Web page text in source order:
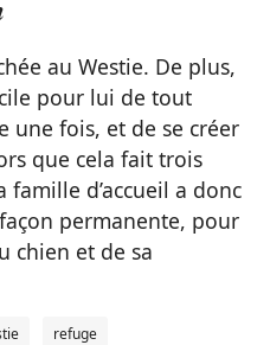
au Westie. De plus,
pour lui de tout
une fois, et de se créer
que cela fait trois
famille d’accueil a donc
permanente, pour
chien et de sa
refuge